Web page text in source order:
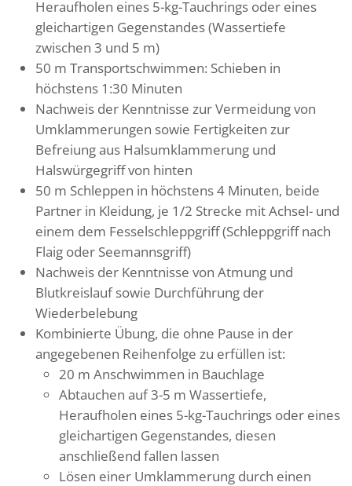
Heraufholen eines 5-kg-Tauchrings oder eines
gleichartigen Gegenstandes (Wassertiefe
zwischen 3 und 5 m)
50 m Transportschwimmen: Schieben in
höchstens 1:30 Minuten
Nachweis der Kenntnisse zur Vermeidung von
Umklammerungen sowie Fertigkeiten zur
Befreiung aus Halsumklammerung und
Halswürgegriff von hinten
50 m Schleppen in höchstens 4 Minuten, beide
Partner in Kleidung, je 1/2 Strecke mit Achsel- und
einem dem Fesselschleppgriff (Schleppgriff nach
Flaig oder Seemannsgriff)
Nachweis der Kenntnisse von Atmung und
Blutkreislauf sowie Durchführung der
Wiederbelebung
Kombinierte Übung, die ohne Pause in der
angegebenen Reihenfolge zu erfüllen ist:
20 m Anschwimmen in Bauchlage
Abtauchen auf 3-5 m Wassertiefe,
Heraufholen eines 5-kg-Tauchrings oder eines
gleichartigen Gegenstandes, diesen
anschließend fallen lassen
Lösen einer Umklammerung durch einen